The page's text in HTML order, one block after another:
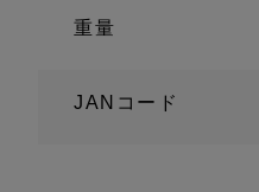
重量
JANコード